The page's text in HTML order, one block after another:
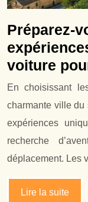
Préparez-
voiture
En choisissant
charmante ville du
expériences
recherche
déplacement. Les
Lire la suite